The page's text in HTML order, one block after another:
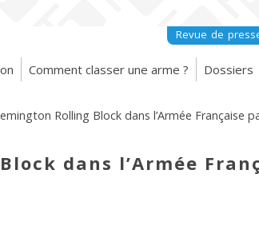
Revue de
Comment classer une arme ? Dossiers
Rolling Block dans l’Armée Française
dans l’Armée